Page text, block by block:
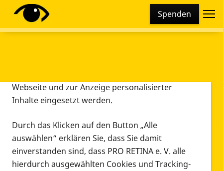
Spenden
Diese Webseite setzt verschiedene Cookies und
Tracking-Tools ein. Dies beinhaltet Cookies und
Webseite und zur Anzeige personalisierter
Inhalte eingesetzt werden.
Durch das Klicken auf den Button „Alle
auswählen“ erklären Sie, dass Sie damit
einverstanden sind, dass PRO RETINA e. V. alle
hierdurch ausgewählten Cookies und Tracking-